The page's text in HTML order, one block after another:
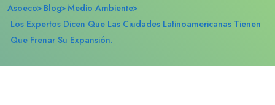
Asoeco Blog Medio Ambiente
Los Expertos Dicen Que Las Ciudades Latinoamericanas Tienen
Que Frenar Su Expansión.